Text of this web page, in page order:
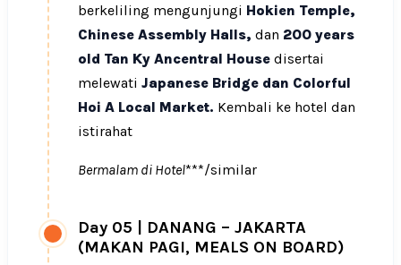
berkeliling mengunjungi Hokien Temple,
Chinese Assembly Halls, dan 200 years
old Tan Ky Ancentral House disertai
melewati Japanese Bridge dan Colorful
Hoi A Local Market. Kembali ke hotel dan
istirahat
Bermalam di Hotel***/similar
Day 05 | DANANG – JAKARTA
(MAKAN PAGI, MEALS ON BOARD)